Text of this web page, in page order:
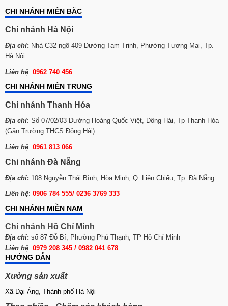
CHI NHÁNH MIỀN BẮC
Chi nhánh Hà Nội
Địa chỉ: Nhà C32 ngõ 409 Đường Tam Trinh, Phường Tương Mai, Tp.
Hà Nội
Liên hệ: 0962 740 456
CHI NHÁNH MIỀN TRUNG
Chi nhánh Thanh Hóa
Địa chỉ: Số 07/02/03 Đường Hoàng Quốc Việt, Đông Hải, Tp Thanh Hóa
(Gần Trường THCS Đông Hải)
Liên hệ: 0961 813 066
Chi nhánh Đà Nẵng
Địa chỉ: 108 Nguyễn Thái Bình, Hòa Minh, Q. Liên Chiểu, Tp. Đà Nẵng
Liên hệ: 0906 784 555/ 0236 3769 333
CHI NHÁNH MIỀN NAM
Chi nhánh Hồ Chí Minh
Địa chỉ: số 87 Đỗ Bí, Phường Phú Thạnh, TP Hồ Chí Minh
Liên hệ: 0979 208 345 / 0982 041 678
HƯỚNG DẪN
Xưởng sản xuất
Xã Đại Áng, Thành phố Hà Nội